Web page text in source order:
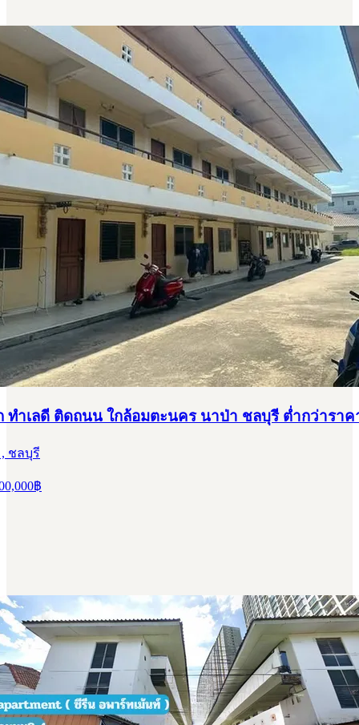
ทำเลดี ติดถนน ใกล้อมตะนคร นาป่า ชลบุรี ต่ำกว่าราค
ชลบุรี
฿